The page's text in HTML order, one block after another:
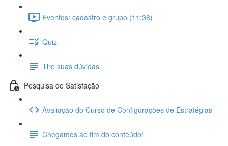
Eventos: cadastro e grupo (11:38)
Quiz
Tire suas dúvidas
Pesquisa de Satisfação
Avaliação do Curso de Configurações de Estratégias
Chegamos ao fim do conteúdo!